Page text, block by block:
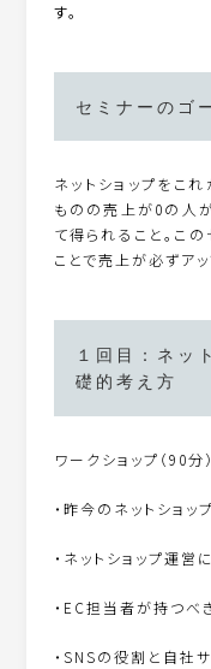
す。
セミナーのゴ
ネットショップをこ
ものの売上が0の人
て得られること。こ
ことで売上が必ずアッ
１回目：ネッ
礎的考え方
ワークショップ（90分）
・昨今のネットショッ
・ネットショップ運
・EC担当者が持つべ
・SNSの役割と自社